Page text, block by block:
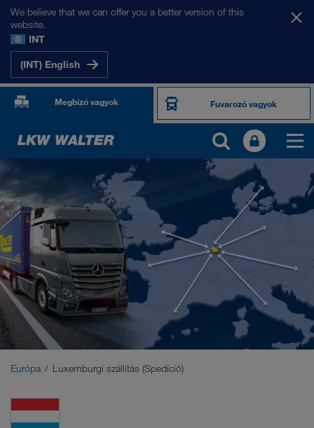
We believe that we can offer you a better version of this
website.
INT
(INT) English
Megbízó vagyok Fuvarozó vagyok
PIACAINK
Európa
Közép-Ázsia
Oroszország
Közel-Kelet
Európa Luxemburgi szállítás (Spedíció)